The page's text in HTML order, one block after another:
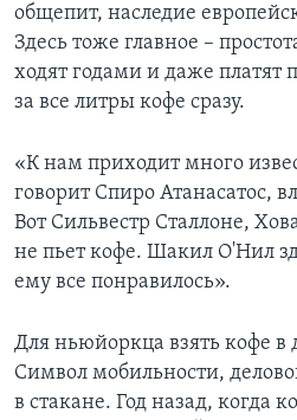
общепит, наследие
Здесь тоже главное –
ходят годами и даже платят
за все литры кофе сразу.
«К нам приходит много
говорит Спиро Атанасатос,
Вот Сильвестр Сталлоне,
не пьет кофе. Шакил О'Нил
ему все понравилось».
Для ньюйоркца взять кофе в
Символ мобильности,
в стакане. Год назад, когда